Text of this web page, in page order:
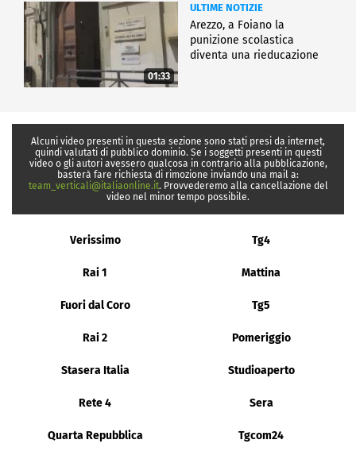
01:33
ULTIME NOTIZIE
Arezzo, a Foiano la
punizione scolastica
diventa una rieducazione
Alcuni video presenti in questa sezione sono stati presi da internet,
quindi valutati di pubblico dominio. Se i soggetti presenti in questi
video o gli autori avessero qualcosa in contrario alla pubblicazione,
basterà fare richiesta di rimozione inviando una mail a:
team_verticali@italiaonline.it. Provvederemo alla cancellazione del
video nel minor tempo possibile.
Verissimo Tg4
Rai 1 Mattina
Fuori dal Coro Tg5
Rai 2 Pomeriggio
Stasera Italia Studioaperto
Rete 4 Sera
Quarta Repubblica Tgcom24